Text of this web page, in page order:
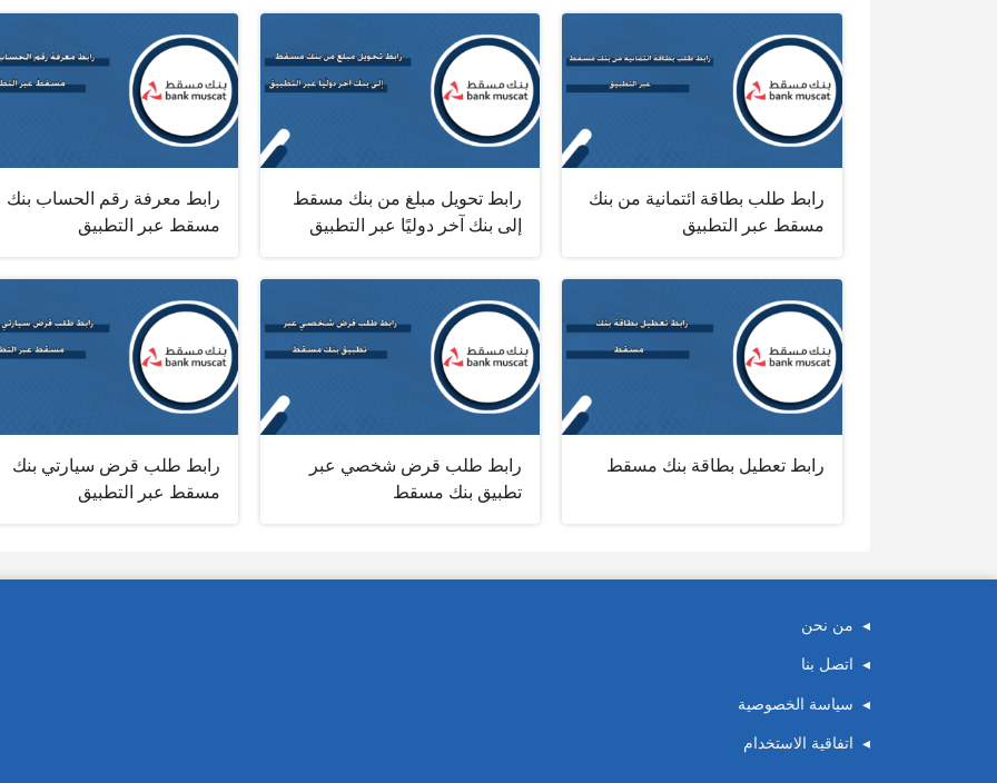
رابط طلب بطاقة ائتمانية من بنك
مسقط عبر التطبيق
رابط تحويل مبلغ من بنك مسقط
إلى بنك آخر دوليًا عبر التطبيق
رابط معرفة رقم الحساب بنك
مسقط عبر التطبيق
رابط تعطيل بطاقة بنك مسقط
رابط طلب قرض شخصي عبر
تطبيق بنك مسقط
رابط طلب قرض سيارتي بنك
مسقط عبر التطبيق
من نحن
اتصل بنا
سياسة الخصوصية
اتفاقية الاستخدام